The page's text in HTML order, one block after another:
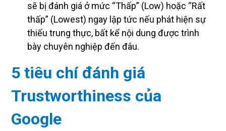
sẽ bị đánh giá ở mức “Thấp” (Low) hoặc “Rất
thấp” (Lowest) ngay lập tức nếu phát hiện sự
thiếu trung thực, bất kể nội dung được trình
bày chuyên nghiệp đến đâu.
5 tiêu chí đánh giá
Trustworthiness của
Google